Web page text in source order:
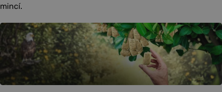
mincí.